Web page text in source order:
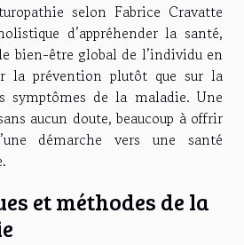
selon Fabrice Cravatte
d’appréhender la santé,
bien-être global de l’individu en
la prévention plutôt que sur la
symptômes de la maladie. Une
aucun doute, beaucoup à offrir
démarche vers une santé
et méthodes de la